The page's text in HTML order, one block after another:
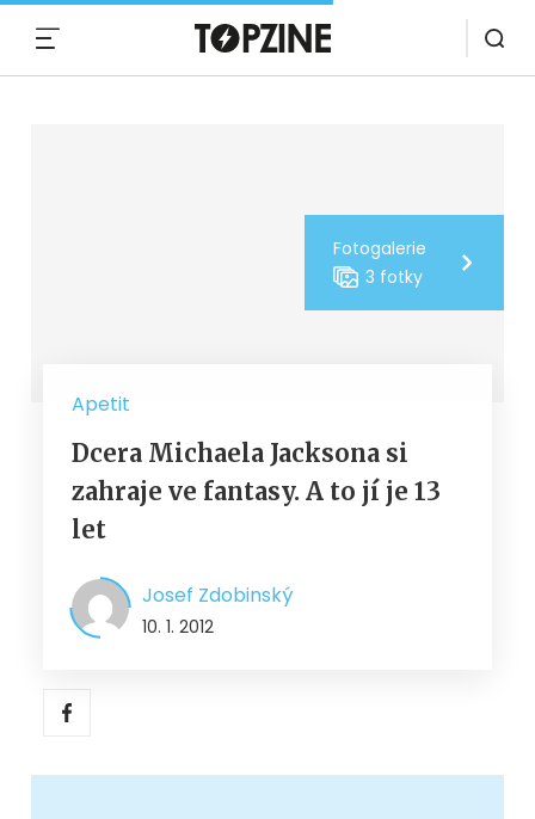
Fotogalerie
3 fotky
Apetit
Dcera Michaela Jacksona si
zahraje ve fantasy. A to jí je 13
let
Josef Zdobinský
10. 1. 2012